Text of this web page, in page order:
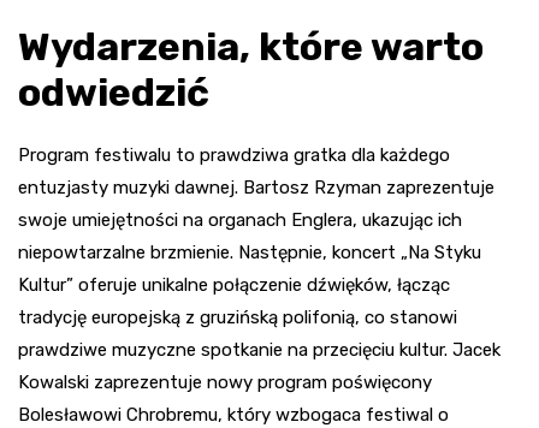
Wydarzenia, które warto
odwiedzić
Program festiwalu to prawdziwa gratka dla każdego
entuzjasty muzyki dawnej. Bartosz Rzyman zaprezentuje
swoje umiejętności na organach Englera, ukazując ich
niepowtarzalne brzmienie. Następnie, koncert „Na Styku
Kultur” oferuje unikalne połączenie dźwięków, łącząc
tradycję europejską z gruzińską polifonią, co stanowi
prawdziwe muzyczne spotkanie na przecięciu kultur. Jacek
Kowalski zaprezentuje nowy program poświęcony
Bolesławowi Chrobremu, który wzbogaca festiwal o